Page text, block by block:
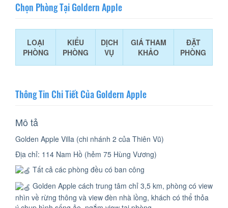
Chọn Phòng Tại Goldern Apple
LOẠI
PHÒNG
KIỂU
PHÒNG
DỊCH
VỤ
GIÁ THAM
KHẢO
ĐẶT
PHÒNG
Thông Tin Chi Tiết Của Goldern Apple
Mô tả
Golden Apple Villa (chi nhánh 2 của Thiên Vũ)
Địa chỉ: 114 Nam Hồ (hẻm 75 Hùng Vương)
Tất cả các phòng đều có ban công
Golden Apple cách trung tâm chỉ 3,5 km, phòng có view
nhìn về rừng thông và view đèn nhà lồng, khách có thể thỏa